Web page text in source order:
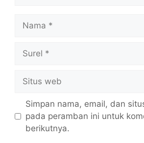
Nama
Surel
Situs
web
Simpan nama, email, dan
pada peramban ini untuk
berikutnya.